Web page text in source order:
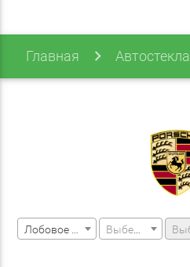
Главная Автостекла